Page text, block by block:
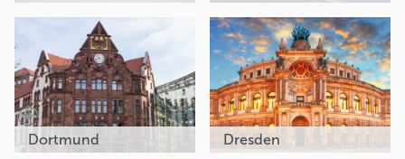
Dortmund Dresden